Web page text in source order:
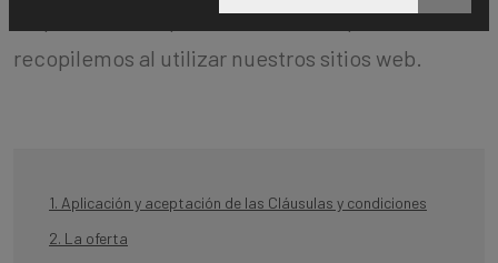
respecto a cualquier información que
recopilemos al utilizar nuestros sitios web.
1. Aplicación y aceptación de las Cláusulas y condiciones
2. La oferta